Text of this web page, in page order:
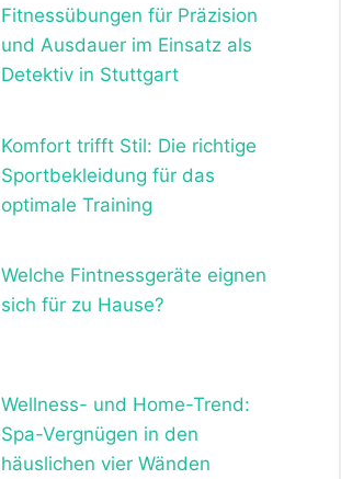
Fitnessübungen für Präzision
und Ausdauer im Einsatz als
Detektiv in Stuttgart
Komfort trifft Stil: Die richtige
Sportbekleidung für das
optimale Training
Welche Fintnessgeräte eignen
sich für zu Hause?
Wellness- und Home-Trend:
Spa-Vergnügen in den
häuslichen vier Wänden